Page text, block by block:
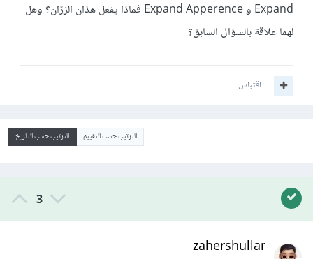
Expand و Expand Apperence فماذا يفعل هذان الزرّان؟ وهل
لهما علاقة بالسؤال السابق؟
اقتباس
الترتيب حسب التقييم الترتيب حسب التاريخ
3
zahershullar